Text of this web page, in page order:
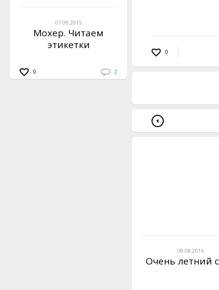
07.08.2015
Мохер. Читаем
этикетки
0 2
0
08.08.2016
Очень летний